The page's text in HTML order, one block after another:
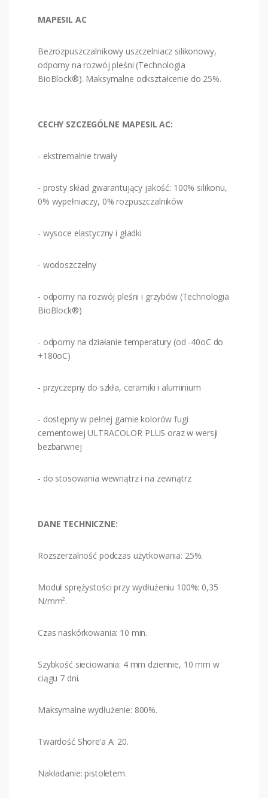
MAPESIL AC
Bezrozpuszczalnikowy uszczelniacz silikonowy,
odporny na rozwój pleśni (Technologia
BioBlock®). Maksymalne odkształcenie do 25%.
CECHY SZCZEGÓLNE MAPESIL AC:
- ekstremalnie trwały
- prosty skład gwarantujący jakość: 100% silikonu,
0% wypełniaczy, 0% rozpuszczalników
- wysoce elastyczny i gładki
- wodoszczelny
- odporny na rozwój pleśni i grzybów (Technologia
BioBlock®)
- odporny na działanie temperatury (od -40oC do
+180oC)
- przyczepny do szkła, ceramiki i aluminium
- dostępny w pełnej gamie kolorów fugi
cementowej ULTRACOLOR PLUS oraz w wersji
bezbarwnej
- do stosowania wewnątrz i na zewnątrz
DANE TECHNICZNE:
Rozszerzalność podczas użytkowania: 25%.
Moduł sprężystości przy wydłużeniu 100%: 0,35
N/mm².
Czas naskórkowania: 10 min.
Szybkość sieciowania: 4 mm dziennie, 10 mm w
ciągu 7 dni.
Maksymalne wydłużenie: 800%.
Twardość Shore’a A: 20.
Nakładanie: pistoletem.